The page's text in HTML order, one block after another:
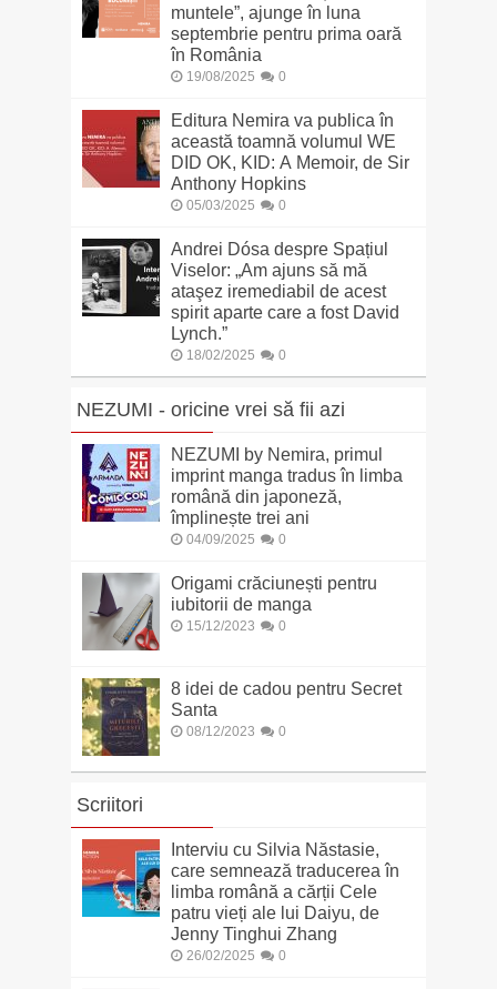
muntele”, ajunge în luna
septembrie pentru prima oară
în România
19/08/2025 0
Editura Nemira va publica în
această toamnă volumul WE
DID OK, KID: A Memoir, de Sir
Anthony Hopkins
05/03/2025 0
Andrei Dósa despre Spațiul
Viselor: „Am ajuns să mă
ataşez iremediabil de acest
spirit aparte care a fost David
Lynch.”
18/02/2025 0
NEZUMI - oricine vrei să fii azi
NEZUMI by Nemira, primul
imprint manga tradus în limba
română din japoneză,
împlinește trei ani
04/09/2025 0
Origami crăciunești pentru
iubitorii de manga
15/12/2023 0
8 idei de cadou pentru Secret
Santa
08/12/2023 0
Scriitori
Interviu cu Silvia Năstasie,
care semnează traducerea în
limba română a cărții Cele
patru vieți ale lui Daiyu, de
Jenny Tinghui Zhang
26/02/2025 0